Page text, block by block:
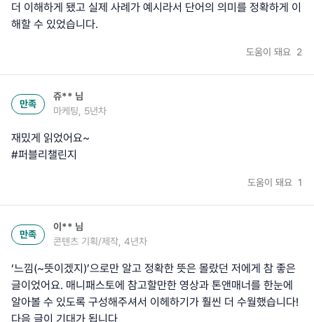
더 이해하게 됐고 실제 사례가 예시라서 단어의 의미를 정확하게 이
해할 수 있었습니다.
도움이 돼요 2
만족
쥬** 님
마케팅, 5년차
재밌게 읽었어요~
#퍼블리챌린지
도움이 돼요 1
만족
이** 님
콘텐츠 기획/제작, 4년차
‘느낌(~뜻이겠지)’으로만 알고 정확한 뜻은 몰랐던 저에게 참 좋은
글이었어요. 매니패스토에 참고할만한 영상과 톤앤매너를 한눈에
알아볼 수 있도록 구성해주셔서 이헤하기가 훨씬 더 수월했습니다!
다음 글이 기대가 됩니다